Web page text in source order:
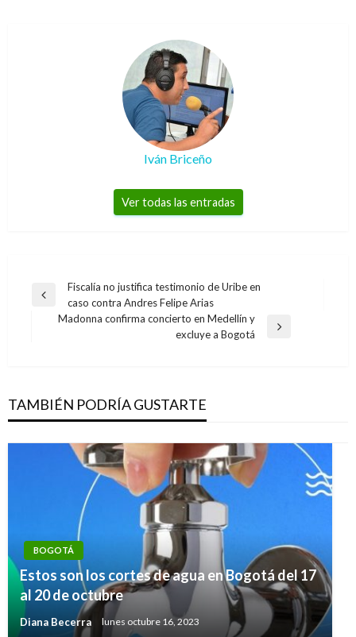
Iván Briceño
Ver todas las entradas
Navegación
Entrada
anterior
Fiscalía no justifica testimonio de Uribe en
caso contra Andres Felipe Arias
Madonna confirma concierto en Medellín y
excluye a Bogotá
TAMBIÉN PODRÍA GUSTARTE
BOGOTÁ
Estos son los cortes de agua en Bogotá del 17
al 20 de octubre
Diana Becerra lunes octubre 16, 2023